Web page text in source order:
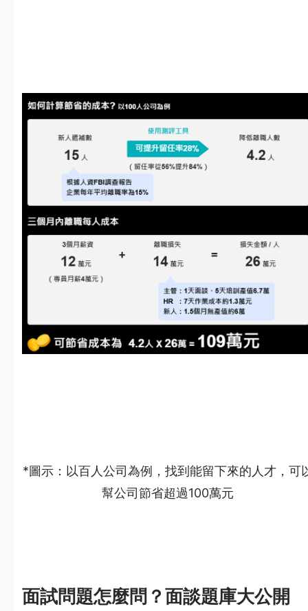
*圖示：以百人公司為例，找到能留下來的人才，可
幫公司節省超過100萬元
面試問題怎麼問？面談題庫大公開